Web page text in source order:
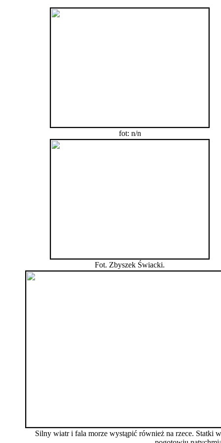
fot: n/n
Fot. Zbyszek Świacki.
Silny wiatr i fala morze wystąpić również na rzece. Statki